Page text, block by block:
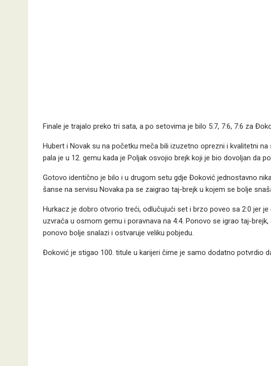
Finale je trajalo preko tri sata, a po setovima je bilo 5:7, 7:6, 7:6 za
Hubert i Novak su na početku meča bili izuzetno oprezni i kvalitetni
pala je u 12. gemu kada je Poljak osvojio brejk koji je bio dovoljan da
Gotovo identično je bilo i u drugom setu gdje Đoković jednostavno
šanse na servisu Novaka pa se zaigrao taj-brejk u kojem se bolje
Hurkacz je dobro otvorio treći, odlučujući set i brzo poveo sa 2:0 jer
uzvraća u osmom gemu i poravnava na 4:4. Ponovo se igrao taj-
ponovo bolje snalazi i ostvaruje veliku pobjedu.
Đoković je stigao 100. titule u karijeri čime je samo dodatno potvrdio